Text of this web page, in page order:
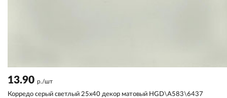
13.90 р./шт
Корредо серый светлый 25x40 декор матовый HGD\A583\6437